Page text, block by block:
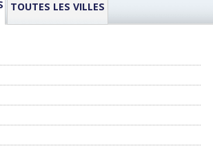
INFORMATIONS
TOUTES LES VILLES